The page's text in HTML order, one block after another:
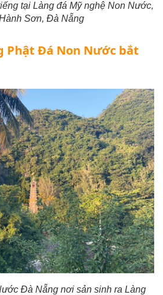
tại Làng đá Mỹ nghệ Non Nước,
Sơn, Đà Nẵng
Phật Đá Non Nước bắt
Đà Nẵng nơi sản sinh ra Làng